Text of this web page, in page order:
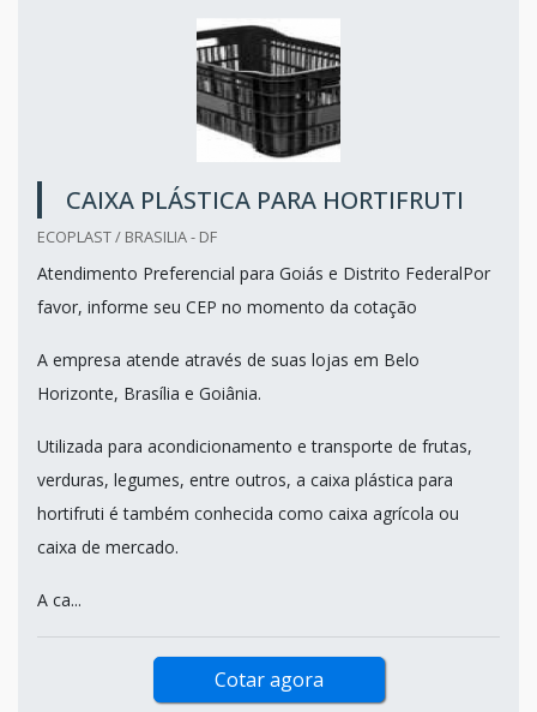
CAIXA PLÁSTICA PARA HORTIFRUTI
ECOPLAST / BRASILIA - DF
Atendimento Preferencial para Goiás e Distrito FederalPor
favor, informe seu CEP no momento da cotação
A empresa atende através de suas lojas em Belo
Horizonte, Brasília e Goiânia.
Utilizada para acondicionamento e transporte de frutas,
verduras, legumes, entre outros, a caixa plástica para
hortifruti é também conhecida como caixa agrícola ou
caixa de mercado.
A ca...
Cotar agora